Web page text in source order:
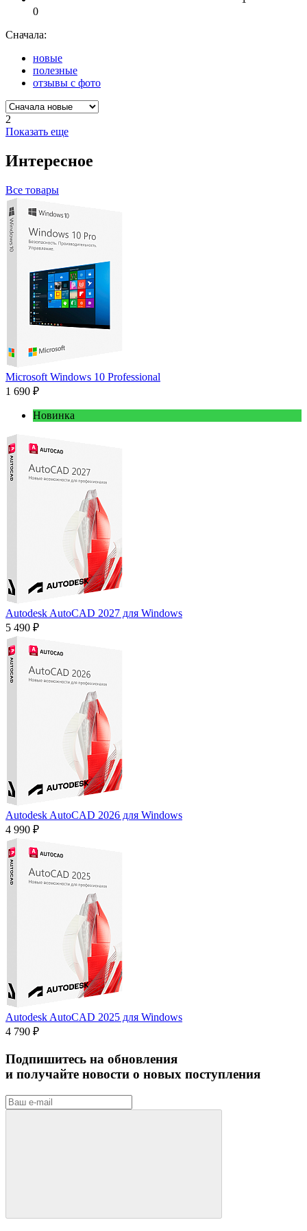
0
Сначала:
новые
полезные
отзывы с фото
2
Показать еще
Интересное
Все товары
Microsoft Windows 10 Professional
1 690 ₽
Новинка
Autodesk AutoCAD 2027 для Windows
5 490 ₽
Autodesk AutoCAD 2026 для Windows
4 990 ₽
Autodesk AutoCAD 2025 для Windows
4 790 ₽
Подпишитесь на обновления
и получайте новости о новых поступления